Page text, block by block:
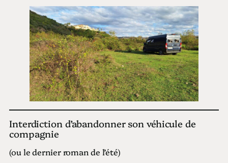
Interdiction d’abandonner son véhicule de
compagnie
(ou le dernier roman de l’été)